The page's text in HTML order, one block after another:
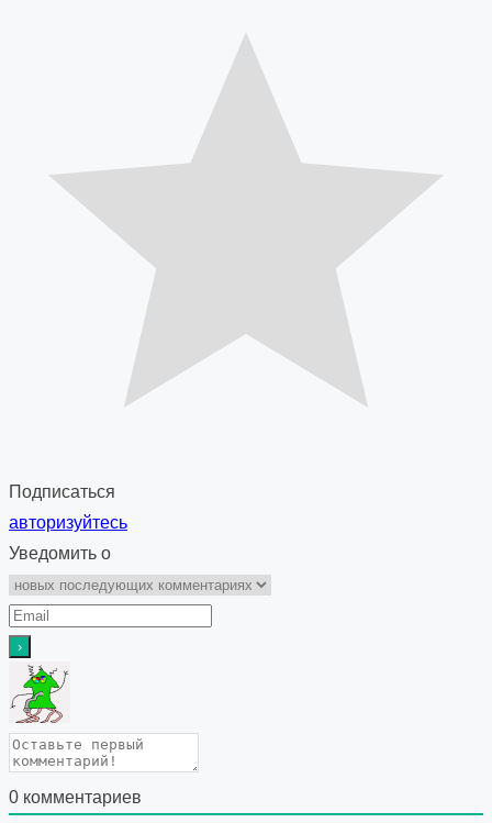
Подписаться
авторизуйтесь
Уведомить о
0 комментариев